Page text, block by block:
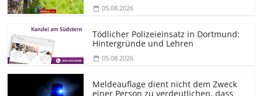
05.08.2026
Tödlicher Polizeieinsatz in Dortmund:
Hintergründe und Lehren
05.08.2026
Meldeauflage dient nicht dem Zweck
einer Person zu verdeutlichen, dass